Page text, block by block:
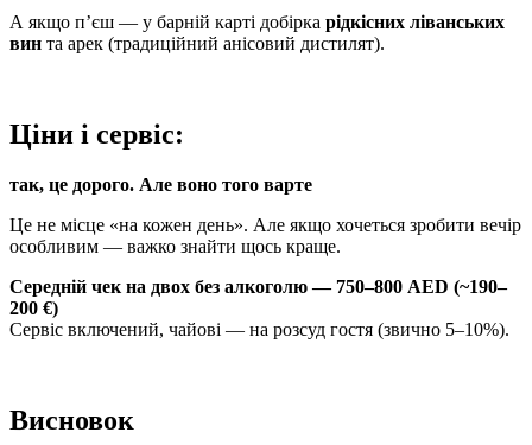
А якщо п’єш — у барній карті добірка рідкісних ліванських
вин та арек (традиційний анісовий дистилят).
Ціни і сервіс:
так, це дорого. Але воно того варте
Це не місце «на кожен день». Але якщо хочеться зробити вечір
особливим — важко знайти щось краще.
Середній чек на двох без алкоголю — 750–800 AED (~190–
200 €)
Сервіс включений, чайові — на розсуд гостя (звично 5–10%).
Висновок